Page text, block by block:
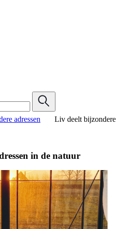
adressen
Liv deelt bijzondere
in de natuur